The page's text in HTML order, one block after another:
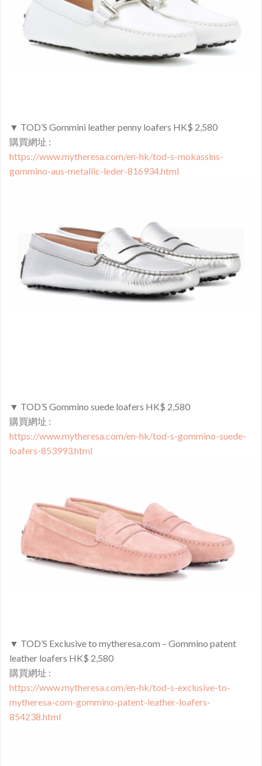
▼ TOD’S Gommini leather penny loafers HK$ 2,580
購買網址 :
https://www.mytheresa.com/en-hk/tod-s-mokassins-
gommino-aus-metallic-leder-816934.html
▼ TOD’S Gommino suede loafers HK$ 2,580
購買網址 :
https://www.mytheresa.com/en-hk/tod-s-gommino-suede-
loafers-853993.html
▼ TOD’S Exclusive to mytheresa.com – Gommino patent
leather loafers HK$ 2,580
購買網址 :
https://www.mytheresa.com/en-hk/tod-s-exclusive-to-
mytheresa-com-gommino-patent-leather-loafers-
854238.html